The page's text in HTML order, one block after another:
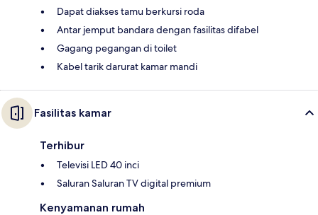
Dapat diakses tamu berkursi roda
Antar jemput bandara dengan fasilitas difabel
Gagang pegangan di toilet
Kabel tarik darurat kamar mandi
Fasilitas kamar
Terhibur
Televisi LED 40 inci
Saluran Saluran TV digital premium
Kenyamanan rumah